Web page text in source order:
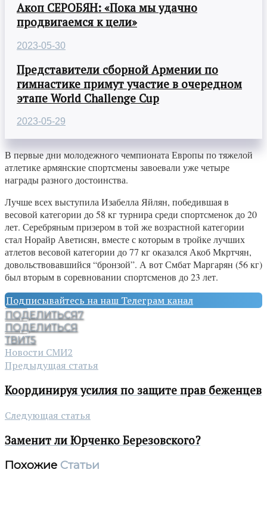
Акоп СЕРОБЯН: «Пока мы удачно
продвигаемся к цели»
2023-05-30
Представители сборной Армении по
гимнастике примут участие в очередном
этапе World Challenge Cup
2023-05-29
В первые дни молодежного чемпионата Европы по тяжелой
атлетике армянские спортсмены завоевали уже четыре
награды разного достоинства.
Лучше всех выступила Изабелла Яйлян, победившая в
весовой категории до 58 кг турнира среди спортсменок до 20
лет. Серебряным призером в той же возрастной категории
стал Норайр Аветисян, вместе с которым в тройке лучших
атлетов весовой категории до 77 кг оказался Акоб Мкртчян,
довольствовавшийся “бронзой”. А вот Смбат Маргарян (56 кг)
был вторым в соревновании спортсменов до 23 лет.
Подписывайтесь на наш Телеграм канал
ПОДЕЛИТЬСЯ7
ПОДЕЛИТЬСЯ
ТВИТ5
Новости СМИ2
Предыдущая статья
Координируя усилия по защите прав беженцев
Следующая статья
Заменит ли Юрченко Березовского?
Похожие Статьи